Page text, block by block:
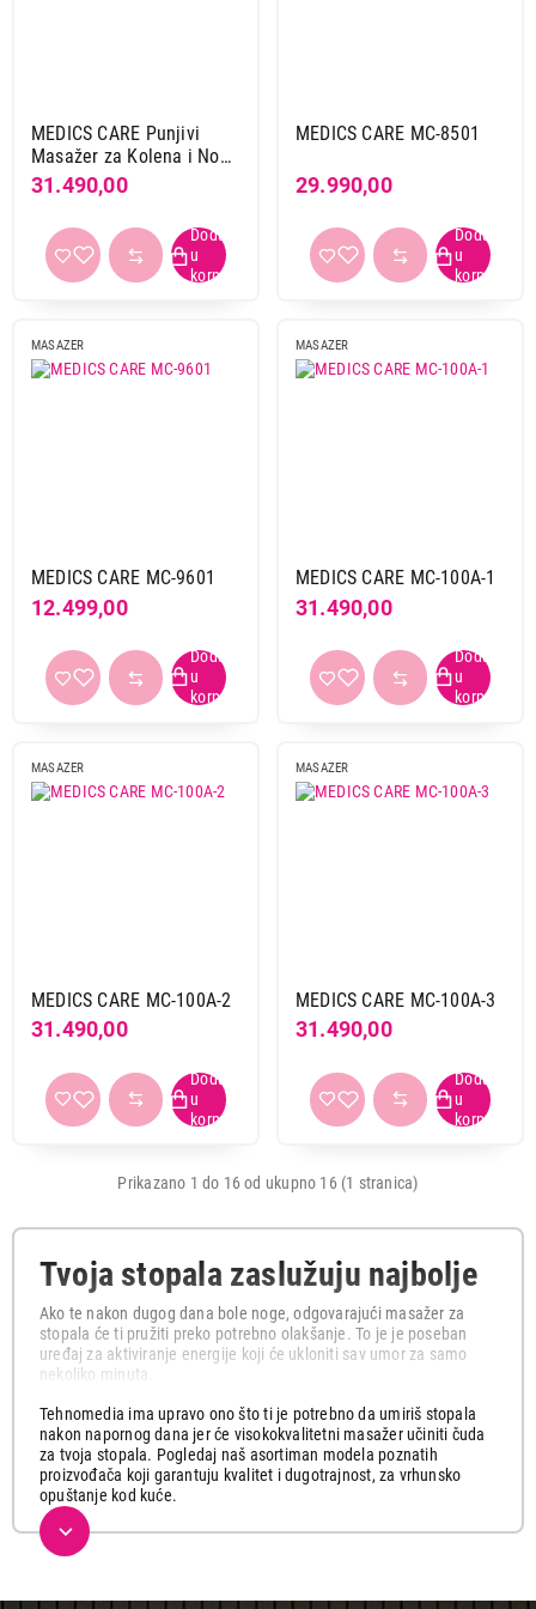
MEDICS CARE Punjivi
Masažer za Kolena i Noge
(Safirno Plava)
31.490,00
MEDICS CARE MC-8501
29.990,00
MASAZER
MEDICS CARE MC-9601
12.499,00
MASAZER
MEDICS CARE MC-100A-1
31.490,00
MASAZER
MEDICS CARE MC-100A-2
31.490,00
MASAZER
MEDICS CARE MC-100A-3
31.490,00
Prikazano 1 do 16 od ukupno 16 (1 stranica)
Tvoja stopala zaslužuju najbolje
Ako te nakon dugog dana bole noge, odgovarajući masažer za
stopala će ti pružiti preko potrebno olakšanje. To je je poseban
uređaj za aktiviranje energije koji će ukloniti sav umor za samo
nekoliko minuta.
Tehnomedia ima upravo ono što ti je potrebno da umiriš stopala
nakon napornog dana jer će visokokvalitetni masažer učiniti čuda
za tvoja stopala. Pogledaj naš asortiman modela poznatih
proizvođača koji garantuju kvalitet i dugotrajnost, za vrhunsko
opuštanje kod kuće.
Dizajnirani su da pruže duboku, opuštajuću masažu, baš za one
trenutke kada želiš da se opustiš i pokloniš svojim stopalima
MASAŽER
BEURER FB 20
Završi kupovinu